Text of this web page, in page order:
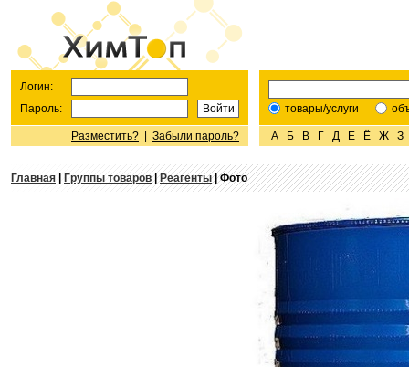
Логин:
Пароль:
Разместить? Забыли пароль?
товары/услуги
А Б В Г Д Е Ё Ж З
Главная Группы товаров|Реагенты| Фото